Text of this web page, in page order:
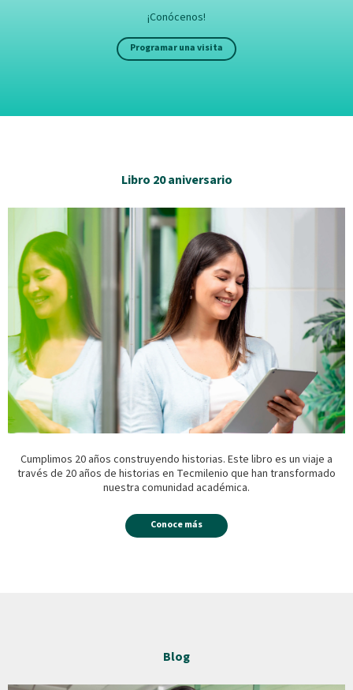
¡Conócenos!
Programar una visita
Libro 20 aniversario
Cumplimos 20 años construyendo historias. Este libro es un viaje a
través de 20 años de historias en Tecmilenio que han transformado
nuestra comunidad académica.
Conoce más
Blog